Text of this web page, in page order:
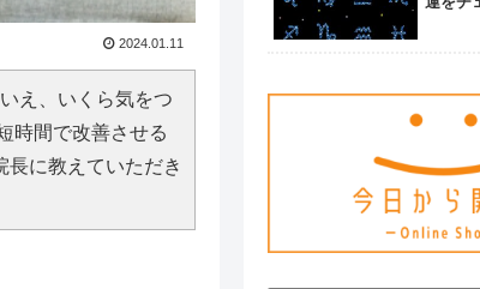
2024.01.11
え、いくら気をつ
時間で改善させる
長に教えていただき